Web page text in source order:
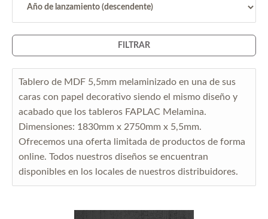
FILTRAR
Tablero de MDF 5,5mm melaminizado en una de sus
caras con papel decorativo siendo el mismo diseño y
acabado que los tableros FAPLAC Melamina.
Dimensiones: 1830mm x 2750mm x 5,5mm.
Ofrecemos una oferta limitada de productos de forma
online. Todos nuestros diseños se encuentran
disponibles en los locales de nuestros distribuidores.